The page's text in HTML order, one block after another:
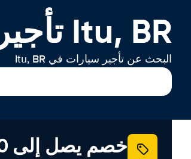
Itu, BR تأجير السيارات
البحث عن تأجير سيارات في Itu, BR